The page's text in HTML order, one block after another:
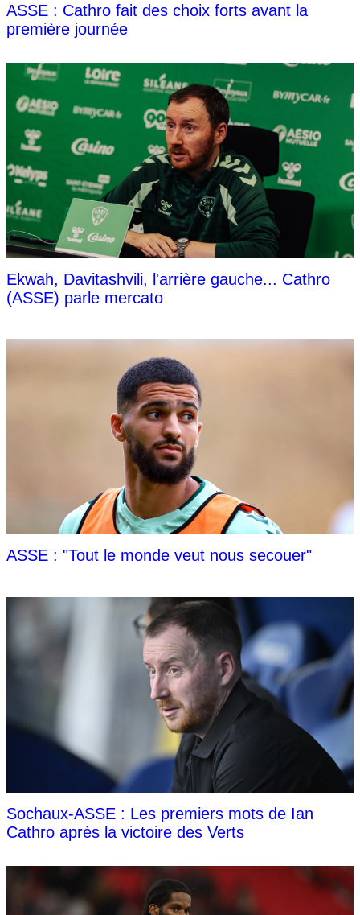
ASSE : Cathro fait des choix forts avant la
première journée
Ekwah, Davitashvili, l'arrière gauche... Cathro
(ASSE) parle mercato
ASSE : "Tout le monde veut nous secouer"
Sochaux-ASSE : Les premiers mots de Ian
Cathro après la victoire des Verts